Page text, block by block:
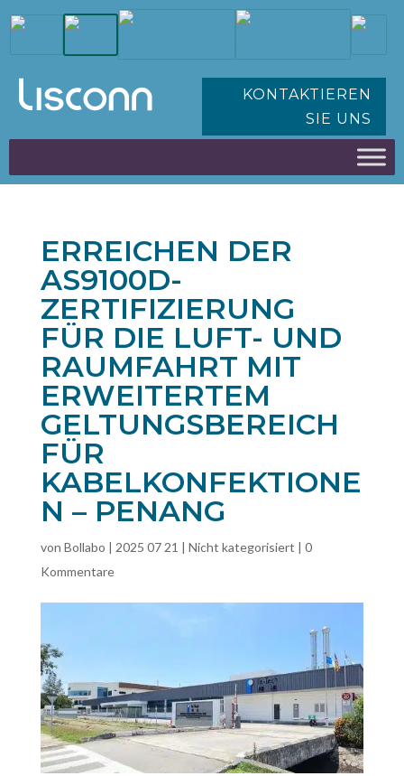
KONTAKTIEREN
SIE UNS
ERREICHEN DER
AS9100D-
ZERTIFIZIERUNG
FÜR DIE LUFT- UND
RAUMFAHRT MIT
ERWEITERTEM
GELTUNGSBEREICH
FÜR
KABELKONFEKTIONE
N – PENANG
von Bollabo 2025 07 21 Nicht kategorisiert
0
Kommentare